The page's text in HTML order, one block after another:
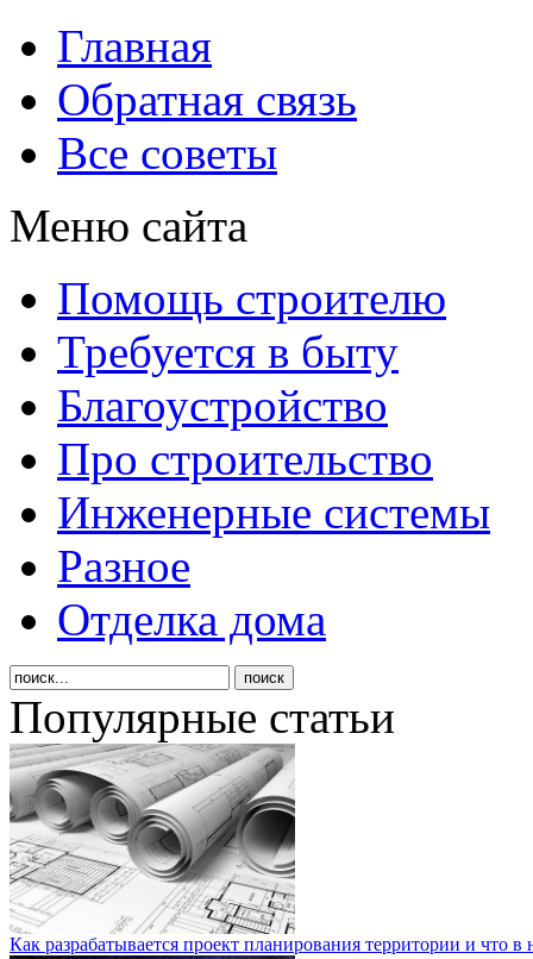
Главная
Обратная связь
Все советы
Меню сайта
Помощь строителю
Требуется в быту
Благоустройство
Про строительство
Инженерные системы
Разное
Отделка дома
Популярные статьи
Как разрабатывается проект планирования территории и что в